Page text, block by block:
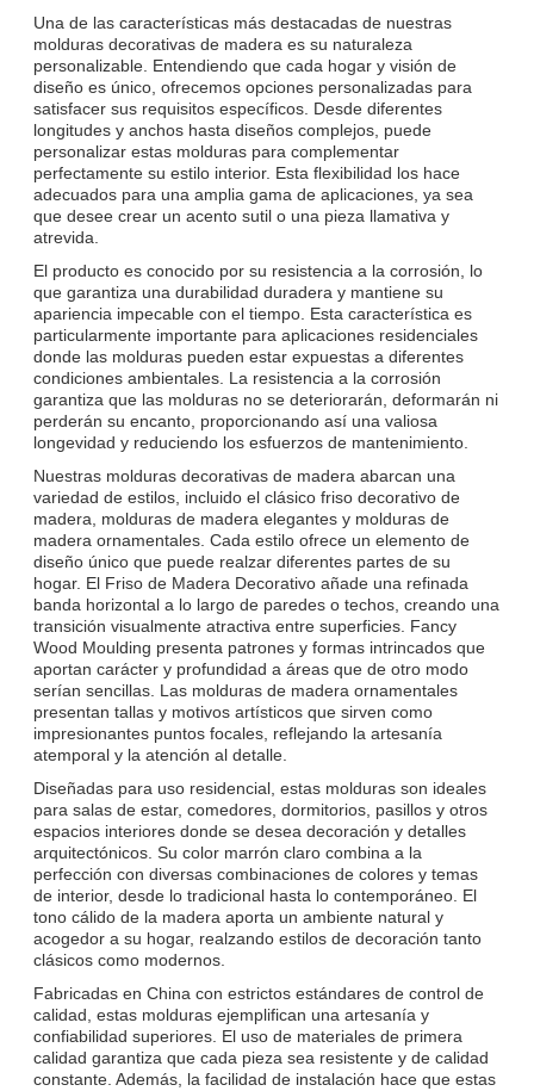
Una de las características más destacadas de nuestras
molduras decorativas de madera es su naturaleza
personalizable. Entendiendo que cada hogar y visión de
diseño es único, ofrecemos opciones personalizadas para
satisfacer sus requisitos específicos. Desde diferentes
longitudes y anchos hasta diseños complejos, puede
personalizar estas molduras para complementar
perfectamente su estilo interior. Esta flexibilidad los hace
adecuados para una amplia gama de aplicaciones, ya sea
que desee crear un acento sutil o una pieza llamativa y
atrevida.
El producto es conocido por su resistencia a la corrosión, lo
que garantiza una durabilidad duradera y mantiene su
apariencia impecable con el tiempo. Esta característica es
particularmente importante para aplicaciones residenciales
donde las molduras pueden estar expuestas a diferentes
condiciones ambientales. La resistencia a la corrosión
garantiza que las molduras no se deteriorarán, deformarán ni
perderán su encanto, proporcionando así una valiosa
longevidad y reduciendo los esfuerzos de mantenimiento.
Nuestras molduras decorativas de madera abarcan una
variedad de estilos, incluido el clásico friso decorativo de
madera, molduras de madera elegantes y molduras de
madera ornamentales. Cada estilo ofrece un elemento de
diseño único que puede realzar diferentes partes de su
hogar. El Friso de Madera Decorativo añade una refinada
banda horizontal a lo largo de paredes o techos, creando una
transición visualmente atractiva entre superficies. Fancy
Wood Moulding presenta patrones y formas intrincados que
aportan carácter y profundidad a áreas que de otro modo
serían sencillas. Las molduras de madera ornamentales
presentan tallas y motivos artísticos que sirven como
impresionantes puntos focales, reflejando la artesanía
atemporal y la atención al detalle.
Diseñadas para uso residencial, estas molduras son ideales
para salas de estar, comedores, dormitorios, pasillos y otros
espacios interiores donde se desea decoración y detalles
arquitectónicos. Su color marrón claro combina a la
perfección con diversas combinaciones de colores y temas
de interior, desde lo tradicional hasta lo contemporáneo. El
tono cálido de la madera aporta un ambiente natural y
acogedor a su hogar, realzando estilos de decoración tanto
clásicos como modernos.
Fabricadas en China con estrictos estándares de control de
calidad, estas molduras ejemplifican una artesanía y
confiabilidad superiores. El uso de materiales de primera
calidad garantiza que cada pieza sea resistente y de calidad
constante. Además, la facilidad de instalación hace que estas